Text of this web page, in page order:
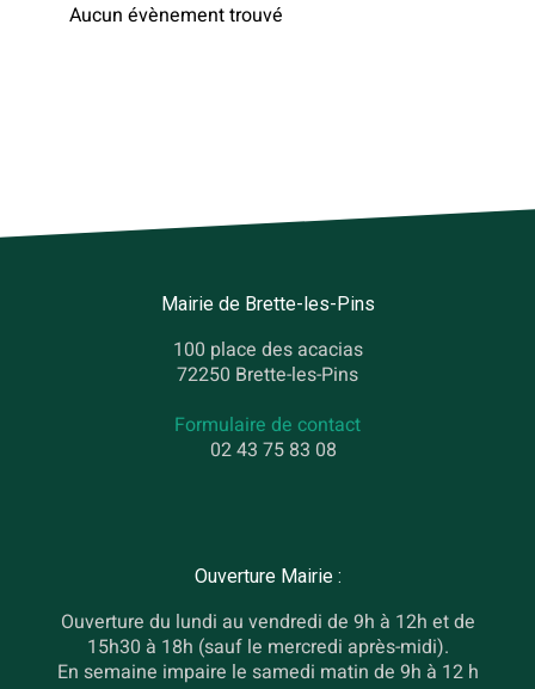
Aucun évènement trouvé
Mairie de Brette-les-Pins
100 place des acacias
72250 Brette-les-Pins
Formulaire de contact
02 43 75 83 08
Ouverture Mairie :
Ouverture du lundi au vendredi de 9h à 12h et de
15h30 à 18h (sauf le mercredi après-midi).
En semaine impaire le samedi matin de 9h à 12 h